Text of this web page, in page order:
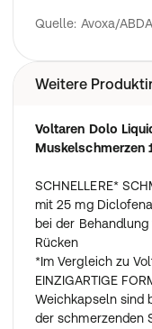
Quelle: Avoxa/
Weitere
Voltaren Dolo
Muskelschmerzen
SCHNELLERE*
mit 25 mg
bei der
Rücken
*Im Vergleich zu
EINZIGARTIGE
Weichkapseln sind
der schmerzenden